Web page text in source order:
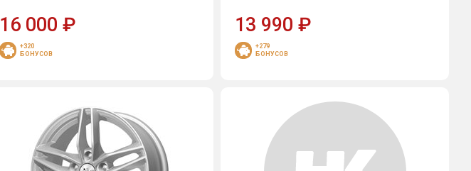
16 000₽
+320
БОНУСОВ
13 990₽
+279
БОНУСОВ